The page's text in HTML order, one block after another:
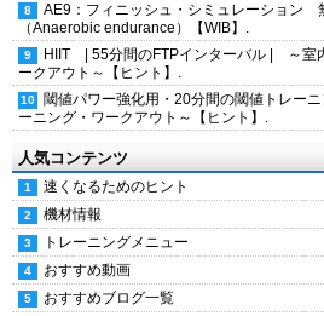
AE9：フィニッシュ・シミュレーション
（Anaerobic endurance）【WIB】.
HIIT | 55分間のFTPインターバル | ～室
ークアウト～【ヒント】.
閾値パワー強化用・20分間の閾値トレー
ーニング・ワークアウト～【ヒント】.
人気コンテンツ
速くなるためのヒント
機材情報
トレーニングメニュー
おすすめ動画
おすすめブログ一覧